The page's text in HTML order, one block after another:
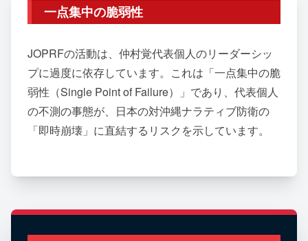
一点集中の脆弱性
JOPRFの活動は、仲村覚代表個人のリーダーシッ
プに過度に依存しています。これは「一点集中の脆
弱性（Single Point of Failure）」であり、代表個人
の不測の事態が、日本の対沖縄ナラティブ防衛の
「即時崩壊」に直結するリスクを示しています。